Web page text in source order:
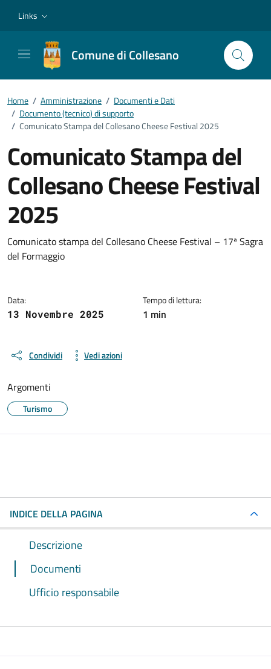
Links
Comune di Collesano
Home / Amministrazione / Documenti e Dati
/ Documento (tecnico) di supporto
/ Comunicato Stampa del Collesano Cheese Festival 2025
Comunicato Stampa del
Collesano Cheese Festival
2025
Dettagli del documento
Comunicato stampa del Collesano Cheese Festival – 17ª Sagra
del Formaggio
Data:
13 Novembre 2025
Tempo di lettura:
1 min
Condividi Vedi azioni
Argomenti
Turismo
INDICE DELLA PAGINA
Descrizione
Documenti
Ufficio responsabile